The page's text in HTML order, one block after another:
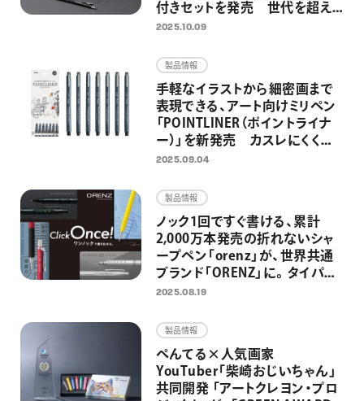
付きセットを発売 世代を超え
て、学生からアーティストに愛さ
2025.10.09
製品情報
手軽なイラストから細密画まで
表現できる、アート向けミリペン
「POINTLINER（ポイントライナ
ー）」を新発売 カスレにくく安
定した描き心地で均一な線が描
2025.09.04
製品情報
ノック1回ですぐ書ける、累計
2,000万本発売の折れないシャ
ープペン「orenz」が、世界共通
ブランド「ORENZ」に。タイパに
優れたZ世代向けシャープペン
2025.08.19
製品情報
ぺんてる×人気画家
YouTuber「柴崎おじいちゃん」
共同開発 「アートクレヨン・プロ